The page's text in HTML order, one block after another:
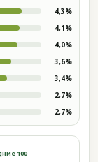
4,3%
4,1%
4,0%
3,6%
3,4%
2,7%
2,7%
100